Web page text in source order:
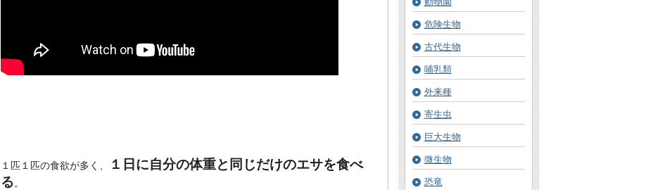
１匹１匹の食欲が多く、
１日に自分の体重と同じだけのエサを食べ
る。
危険生物
古代生物
哺乳類
外来種
寄生虫
巨大生物
微生物
恐竜